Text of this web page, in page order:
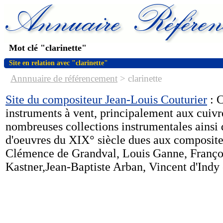
Mot clé "clarinette"
Site en relation avec "clarinette"
Annnuaire de référencement > clarinette
Site du compositeur Jean-Louis Couturier :
instruments à vent, principalement aux
nombreuses collections instrumentales
d'oeuvres du XIX° siècle dues aux
Clémence de Grandval, Louis Ganne,
Kastner,Jean-Baptiste Arban, Vincent d'Indy